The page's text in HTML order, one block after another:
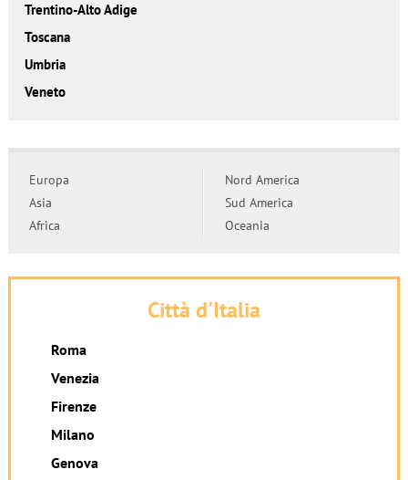
Trentino-Alto Adige
Toscana
Umbria
Veneto
Europa
Asia
Africa
Nord America
Sud America
Oceania
Città d'Italia
Roma
Venezia
Firenze
Milano
Genova